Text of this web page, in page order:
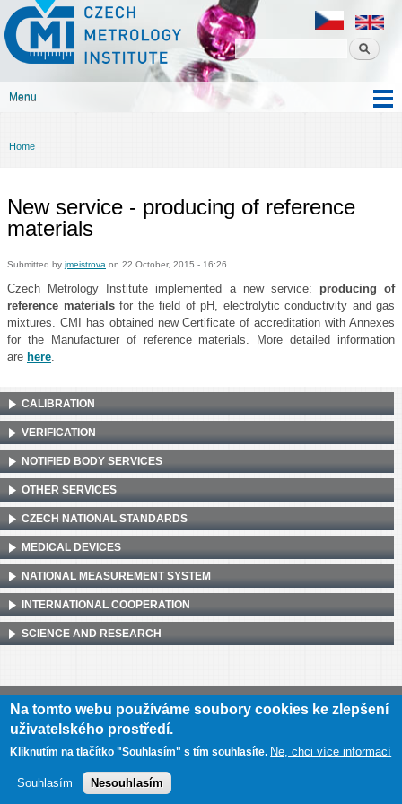
content
Czech
metrology
institute
Menu
You are here
Home
New service - producing of reference
materials
Submitted by jmeistrova on 22 October, 2015 - 16:26
Czech Metrology Institute implemented a new service: producing of
reference materialsfor the field of pH, electrolytic conductivity and gas
mixtures. CMI has obtained new Certificate of accreditation with Annexes
for the Manufacturer of reference materials. More detailed information
are here.
CALIBRATION
VERIFICATION
NOTIFIED BODY SERVICES
OTHER SERVICES
CZECH NATIONAL STANDARDS
MEDICAL DEVICES
NATIONAL MEASUREMENT SYSTEM
INTERNATIONAL COOPERATION
SCIENCE AND RESEARCH
CZ00177016
Mapa webu Prohlášení o přístupnosti
Na tomto webu používáme soubory cookies ke zlepšení
uživatelského prostředí.
Kliknutím na tlačítko "Souhlasím" s tím souhlasíte. Ne, chci více informací
Souhlasím Nesouhlasím